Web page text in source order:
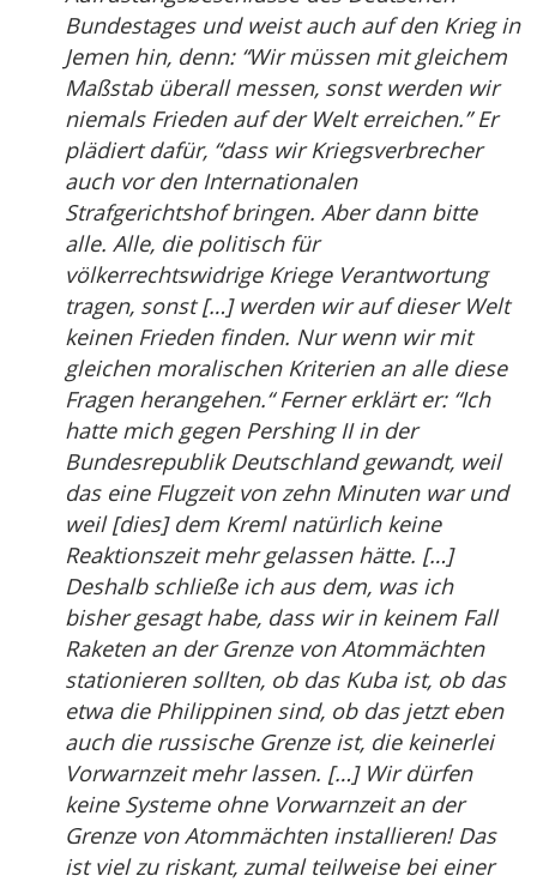
Bundestages und weist auch auf den Krieg in
Jemen hin, denn: “Wir müssen mit gleichem
Maßstab überall messen, sonst werden wir
niemals Frieden auf der Welt erreichen.” Er
plädiert dafür, “dass wir Kriegsverbrecher
auch vor den Internationalen
Strafgerichtshof bringen. Aber dann bitte
alle. Alle, die politisch für
völkerrechtswidrige Kriege Verantwortung
tragen, sonst […] werden wir auf dieser Welt
keinen Frieden finden. Nur wenn wir mit
gleichen moralischen Kriterien an alle diese
Fragen herangehen.“ Ferner erklärt er: “Ich
hatte mich gegen Pershing II in der
Bundesrepublik Deutschland gewandt, weil
das eine Flugzeit von zehn Minuten war und
weil [dies] dem Kreml natürlich keine
Reaktionszeit mehr gelassen hätte. […]
Deshalb schließe ich aus dem, was ich
bisher gesagt habe, dass wir in keinem Fall
Raketen an der Grenze von Atommächten
stationieren sollten, ob das Kuba ist, ob das
etwa die Philippinen sind, ob das jetzt eben
auch die russische Grenze ist, die keinerlei
Vorwarnzeit mehr lassen. […] Wir dürfen
keine Systeme ohne Vorwarnzeit an der
Grenze von Atommächten installieren! Das
ist viel zu riskant, zumal teilweise bei einer